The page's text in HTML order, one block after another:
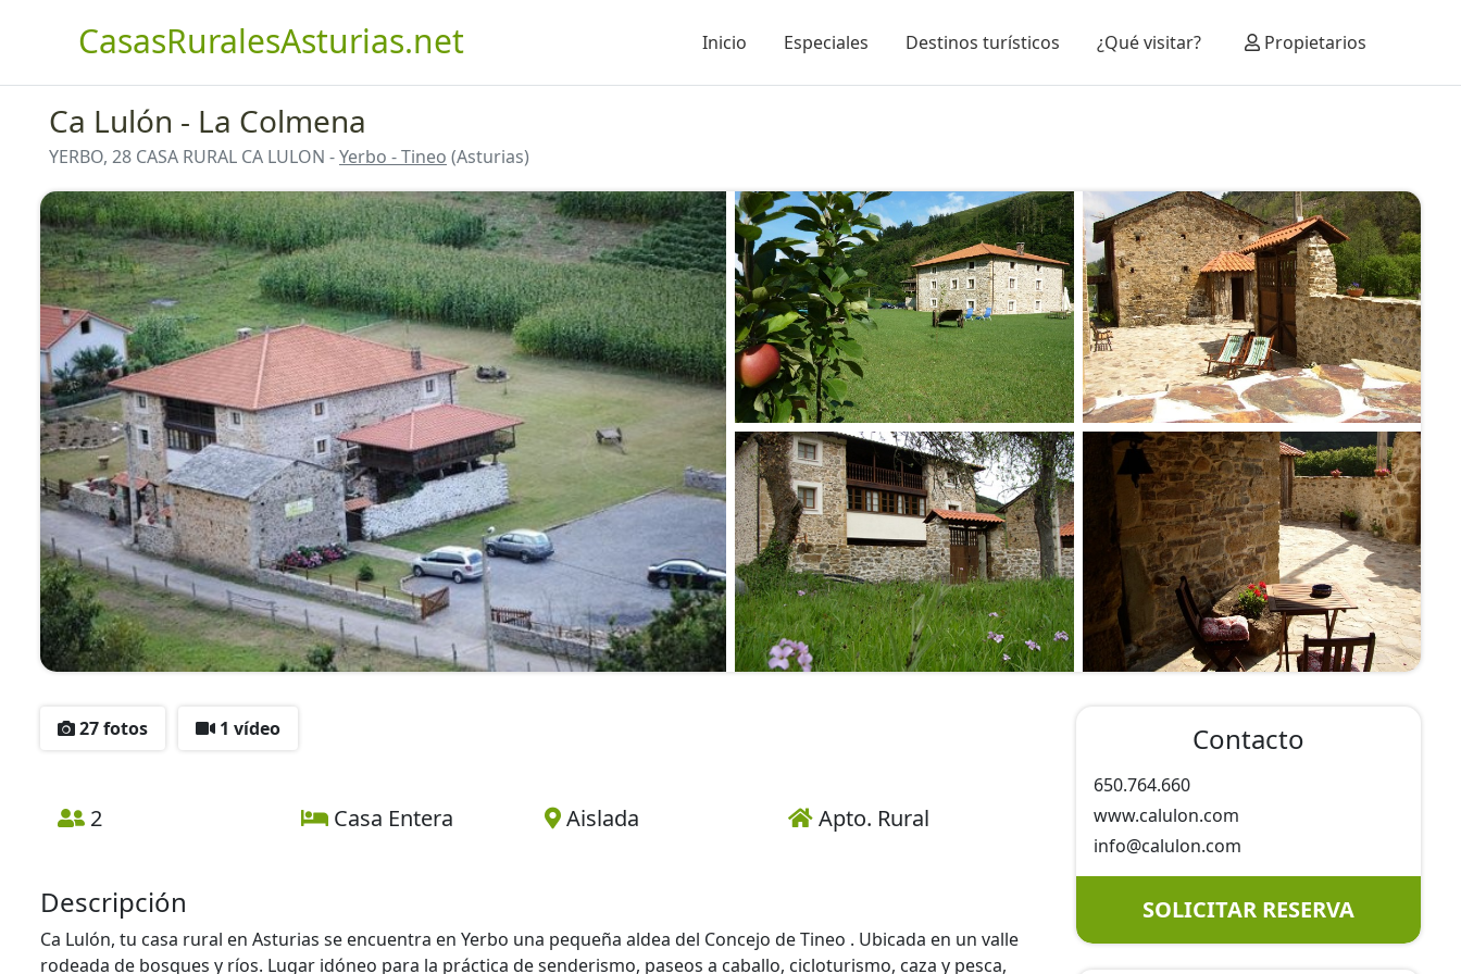
CasasRuralesAsturias.net Inicio Especiales Destinos turísticos ¿Qué visitar? Propietarios
Ca Lulón - La Colmena
YERBO, 28 CASA RURAL CA LULON -Yerbo - Tineo (Asturias)
27 fotos 1 vídeo
2 Casa Entera Aislada Apto. Rural
Descripción
Ca Lulón, tu casa rural en Asturias se encuentra en Yerbo una pequeña aldea del Concejo de Tineo . Ubicada en un valle
rodeada de bosques y ríos. Lugar idóneo para la práctica de senderismo, paseos a caballo, cicloturismo, caza y pesca,
Contacto
650.764.660
www.calulon.com
info@calulon.com
SOLICITAR RESERVA